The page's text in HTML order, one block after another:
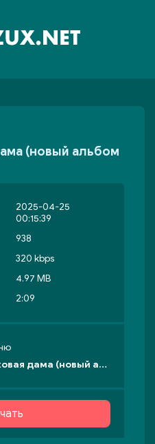
(новый альбом
2025-04-25
00:15:39
938
320 kbps
4.97 MB
2:09
NAVAI - Фриковая дама (новый альбом 2025)